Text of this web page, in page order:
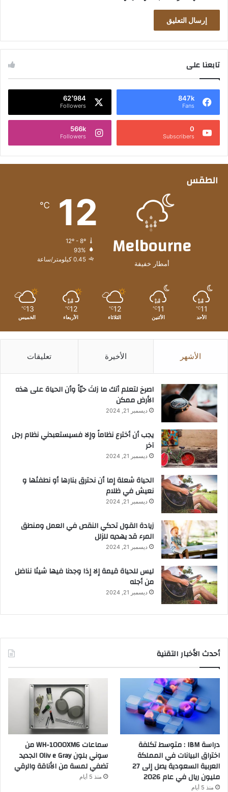
تابعنا على
847k
Fans
62٬984
Followers
0
Subscribers
566k
Followers
الطقس
Melbourne
أمطار خفيفة
12
℃
12º - 8º
93%
0.45 كيلومتر/ساعة
11
℃
الأحد
11
℃
الأثنين
12
℃
الثلاثاء
12
℃
الأربعاء
13
℃
الخميس
الأشهر الأخيرة تعليقات
‫اصرخ لتعلم أنك ما زلتَ حيّاً وأن الحياة على هذه
الأرض ممكن
ديسمبر 21, 2024
يجب أن أخترع نظاماً وإلا فسيستعبدني نظام رجل
آخر
ديسمبر 21, 2024
الحياة شعلة إما أن نحترق بنارها أو نطفئها و
نعيش في ظلام
ديسمبر 21, 2024
زيادة القول تحكي النقص في العمل ومنطق
المرء قد يهديه للزلل
ديسمبر 21, 2024
ليس للحياة قيمة إلا إذا وجدنا فيها شيئا نناضل
من أجله
ديسمبر 21, 2024
أحدث الأخبار التقنية
دراسة IBM : متوسط تكلفة
اختراق البيانات في المملكة
العربية السعودية يصل إلى 27
مليون ريال في عام 2026
منذ 5 أيام
سماعات WH-1000XM6 من
سوني بلون Oliv e Gray الجديد
تضفي لمسة من الأناقة والرقي
منذ 5 أيام